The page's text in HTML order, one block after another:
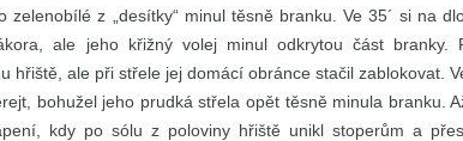
z „desítky“ minul těsně branku. Ve 35´ si na
ale jeho křižný volej minul odkrytou část branky.
hřiště, ale při střele jej domácí obránce stačil zablokovat.
bohužel jeho prudká střela opět těsně minula branku.
kdy po sólu z poloviny hřiště unikl stoperům a